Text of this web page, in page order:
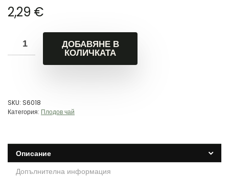
2,29 €
ДОБАВЯНЕ В
КОЛИЧКАТА
SKU: S6018
Категория: Плодов чай
Описание
Допълнителна информация